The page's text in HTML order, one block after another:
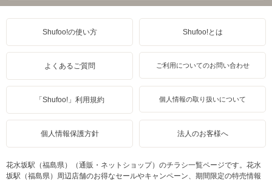
Shufoo!の使い方 Shufoo!とは
よくあるご質問 ご利用についてのお問い合わせ
「Shufoo!」利用規約 個人情報の取り扱いについて
個人情報保護方針 法人のお客様へ
花水坂駅（福島県）（通販・ネットショップ）のチラシ一覧ページです。花水
坂駅（福島県）周辺店舗のお得なセールやキャンペーン、期間限定の特売情報